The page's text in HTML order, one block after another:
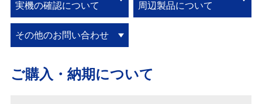
実機の確認について
周辺製品について
その他のお問い合わせ
ご購入・納期について